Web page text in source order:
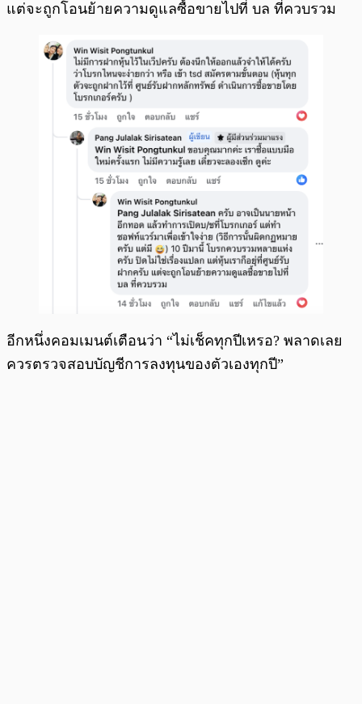
แต่จะถูกโอนย้ายความดูแลซื้อขายไปที่ บล ที่ควบรวม
อีกหนึ่งคอมเมนต์เตือนว่า “ไม่เช็คทุกปีเหรอ? พลาดเลย
ควรตรวจสอบบัญชีการลงทุนของตัวเองทุกปี”